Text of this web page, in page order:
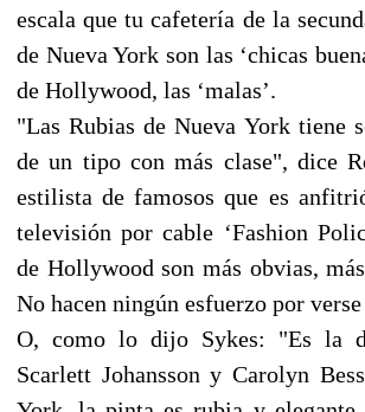
escala que tu cafetería de la
de Nueva York son las ‘chicas
de Hollywood, las ‘malas’.
"Las Rubias de Nueva York tiene
de un tipo con más clase", dice
estilista de famosos que es
televisión por cable ‘Fashion
de Hollywood son más obvias,
No hacen ningún esfuerzo por
O, como lo dijo Sykes: "Es la
Scarlett Johansson y Carolyn